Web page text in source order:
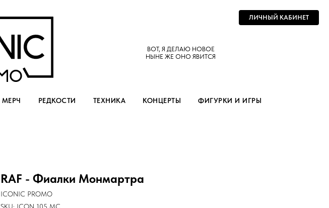
ВОТ, Я ДЕЛАЮ НОВОЕ
НЫНЕ ЖЕ ОНО ЯВИТСЯ
МЕРЧ РЕДКОСТИ ТЕХНИКА КОНЦЕРТЫ ФИГУРКИ И ИГРЫ
ЛИЧНЫЙ КАБИНЕТ
RAF - Фиалки Монмартра
ICONIC PROMO